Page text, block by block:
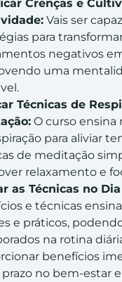
Crenças e
Vais ser
para
negativos
uma
Técnicas de
O curso ensina
para aliviar
de meditação
relaxamento e
as Técnicas no
e técnicas
e práticos,
na rotina
benefícios
no bem-estar